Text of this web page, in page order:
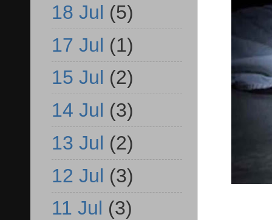
18 Jul (5)
17 Jul (1)
15 Jul (2)
14 Jul (3)
13 Jul (2)
12 Jul (3)
11 Jul (3)